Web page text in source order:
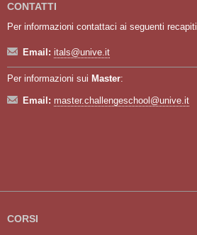
CONTATTI
Per informazioni contattaci ai seguenti recapiti
Email: itals@unive.it
Per informazioni sui Master:
Email: master.challengeschool@unive.it
CORSI